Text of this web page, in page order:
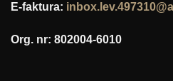
E-faktura:
Org. nr: 802004-6010